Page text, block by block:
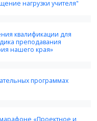
нагрузки учителя"
квалификации для
преподавания
нашего края»
программах
«Проектное и